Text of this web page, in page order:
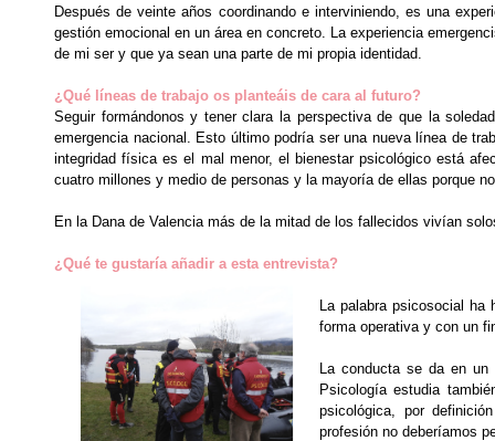
Después de veinte años coordinando e interviniendo, es una
gestión emocional en un área en concreto. La experiencia
de mi ser y que ya sean una parte de mi propia identidad.
¿Qué líneas de trabajo os planteáis de cara al futuro?
Seguir formándonos y tener clara la perspectiva de que la
emergencia nacional. Esto último podría ser una nueva línea de
integridad física es el mal menor, el bienestar psicológico está
cuatro millones y medio de personas y la mayoría de ellas porque
En la Dana de Valencia más de la mitad de los fallecidos vivían
¿Qué te gustaría añadir a esta entrevista?
La palabra psicosocial
forma operativa y con un
La conducta se da en
Psicología estudia
psicológica, por
profesión no deberíamos